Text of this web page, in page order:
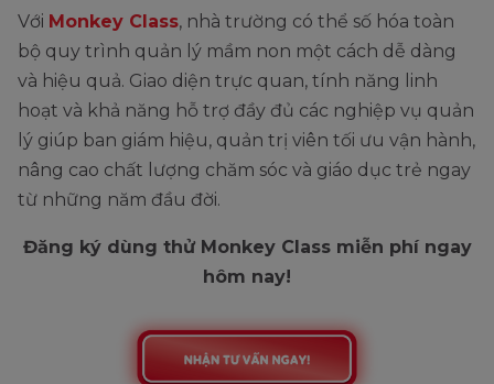
Với Monkey Class, nhà trường có thể số hóa toàn
bộ quy trình quản lý mầm non một cách dễ dàng
và hiệu quả. Giao diện trực quan, tính năng linh
hoạt và khả năng hỗ trợ đầy đủ các nghiệp vụ quản
lý giúp ban giám hiệu, quản trị viên tối ưu vận hành,
nâng cao chất lượng chăm sóc và giáo dục trẻ ngay
từ những năm đầu đời.
Đăng ký dùng thử Monkey Class miễn phí ngay
hôm nay!